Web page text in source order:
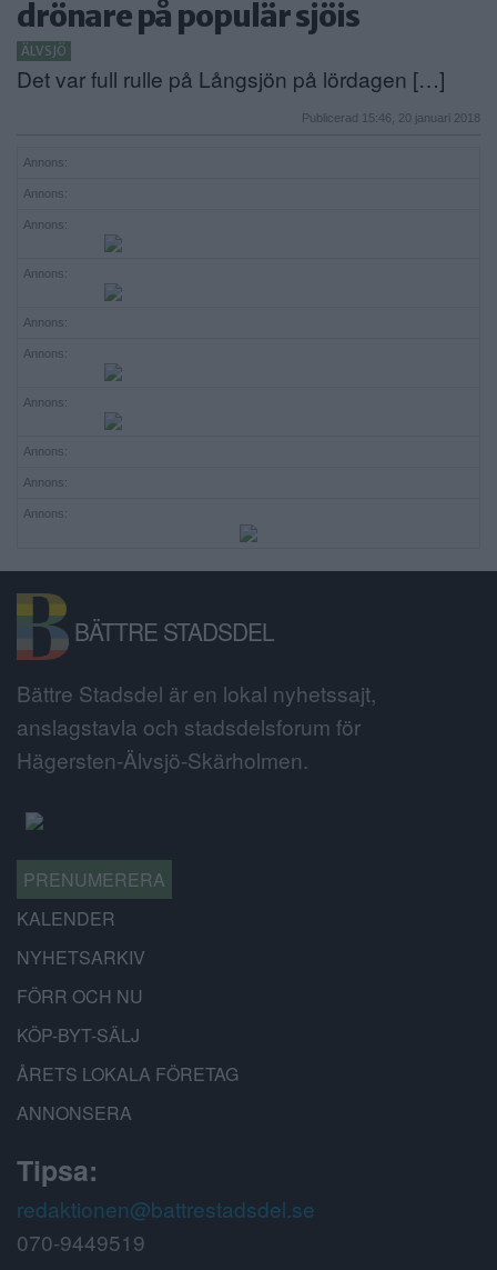
drönare på populär sjöis
ÄLVSJÖ
Det var full rulle på Långsjön på lördagen […]
Publicerad 15:46, 20 januari 2018
Annons:
Annons:
Annons:
Annons:
Annons:
Annons:
Annons:
Annons:
Annons:
Annons:
BÄTTRE STADSDEL
Bättre Stadsdel är en lokal nyhetssajt,
anslagstavla och stadsdelsforum för
Hägersten-Älvsjö-Skärholmen.
PRENUMERERA
KALENDER
NYHETSARKIV
FÖRR OCH NU
KÖP-BYT-SÄLJ
ÅRETS LOKALA FÖRETAG
ANNONSERA
Tipsa:
redaktionen@battrestadsdel.se
070-9449519